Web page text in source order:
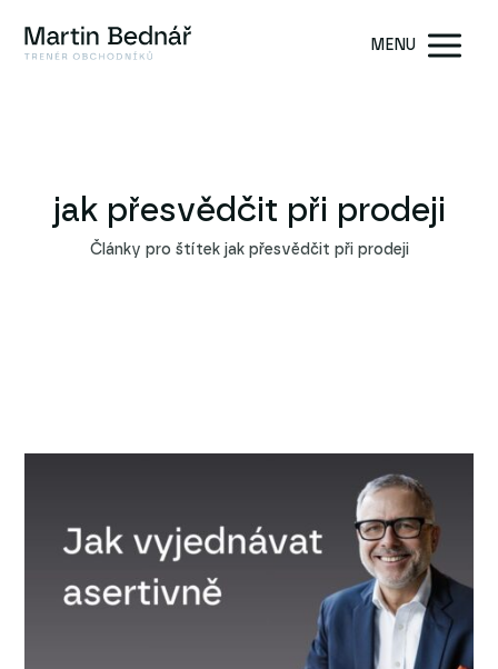
MENU
jak přesvědčit při prodeji
Články pro štítek jak přesvědčit při prodeji